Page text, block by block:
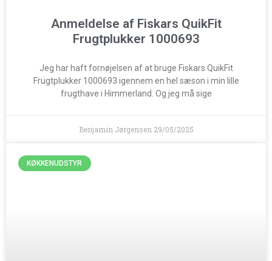
Anmeldelse af Fiskars QuikFit
Frugtplukker 1000693
Jeg har haft fornøjelsen af at bruge Fiskars QuikFit
Frugtplukker 1000693 igennem en hel sæson i min lille
frugthave i Himmerland. Og jeg må sige
Benjamin Jørgensen 29/05/2025
KØKKENUDSTYR